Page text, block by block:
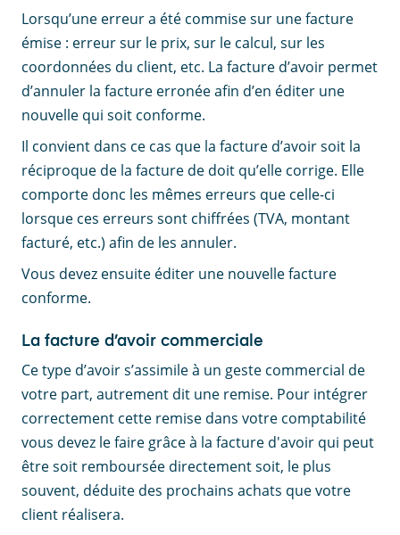
Lorsqu’une erreur a été commise sur une facture
émise : erreur sur le prix, sur le calcul, sur les
coordonnées du client, etc. La facture d’avoir permet
d’annuler la facture erronée afin d’en éditer une
nouvelle qui soit conforme.
Il convient dans ce cas que la facture d’avoir soit la
réciproque de la facture de doit qu’elle corrige. Elle
comporte donc les mêmes erreurs que celle-ci
lorsque ces erreurs sont chiffrées (TVA, montant
facturé, etc.) afin de les annuler.
Vous devez ensuite éditer une nouvelle facture
conforme.
La facture d’avoir commerciale
Ce type d’avoir s’assimile à un geste commercial de
votre part, autrement dit une remise. Pour intégrer
correctement cette remise dans votre comptabilité
vous devez le faire grâce à la facture d'avoir qui peut
être soit remboursée directement soit, le plus
souvent, déduite des prochains achats que votre
client réalisera.